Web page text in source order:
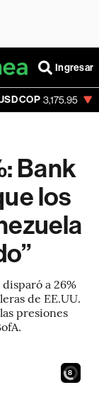
Ingresar
-0.63%
Bank
los
a 26%
de EE.UU.
presiones
7